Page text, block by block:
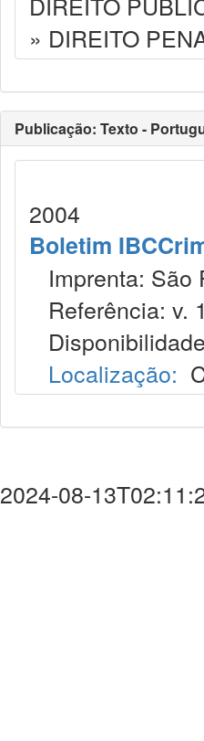
» DIREITO
Publicação: Texto -
2004
Boletim
Imprenta: São
Referência: v.
Localização:
2024-08-